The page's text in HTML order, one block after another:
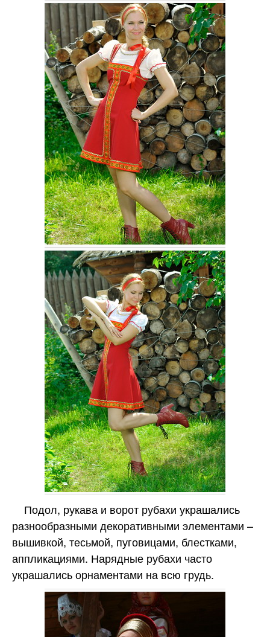
Подол, рукава и ворот рубахи украшались
разнообразными декоративными элементами –
вышивкой, тесьмой, пуговицами, блестками,
аппликациями. Нарядные рубахи часто
украшались орнаментами на всю грудь.